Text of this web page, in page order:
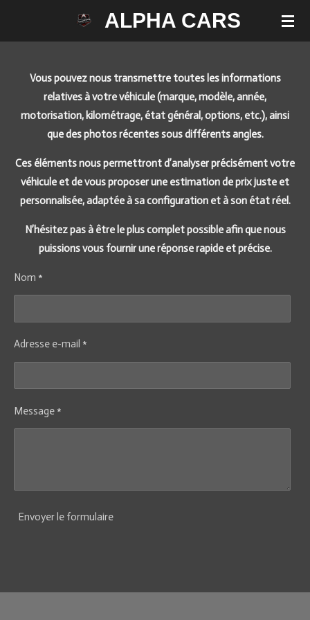
principal
ALPHA CARS
Vous pouvez nous transmettre toutes les informations
relatives à votre véhicule (marque, modèle, année,
motorisation, kilométrage, état général, options, etc.), ainsi
que des photos récentes sous différents angles.
Ces éléments nous permettront d’analyser précisément votre
véhicule et de vous proposer une estimation de prix juste et
personnalisée, adaptée à sa configuration et à son état réel.
N’hésitez pas à être le plus complet possible afin que nous
puissions vous fournir une réponse rapide et précise.
Nom *
Adresse e-mail *
Message *
Envoyer le formulaire